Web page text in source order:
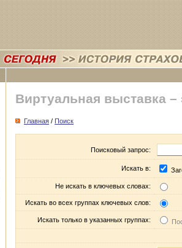
Виртуальная выставка –
Главная / Поиск
Поисковый запрос:
Искать в:
Не искать в ключевых словах:
Искать во всех группах ключевых слов:
Искать только в указанных группах: